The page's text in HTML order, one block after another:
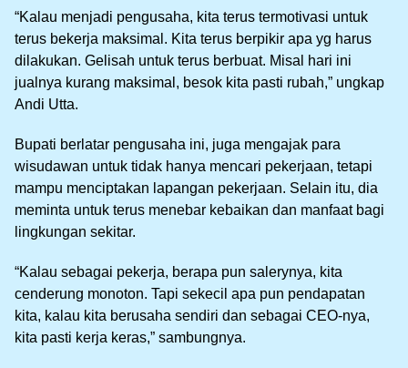
“Kalau menjadi pengusaha, kita terus termotivasi untuk
terus bekerja maksimal. Kita terus berpikir apa yg harus
dilakukan. Gelisah untuk terus berbuat. Misal hari ini
jualnya kurang maksimal, besok kita pasti rubah,” ungkap
Andi Utta.
Bupati berlatar pengusaha ini, juga mengajak para
wisudawan untuk tidak hanya mencari pekerjaan, tetapi
mampu menciptakan lapangan pekerjaan. Selain itu, dia
meminta untuk terus menebar kebaikan dan manfaat bagi
lingkungan sekitar.
“Kalau sebagai pekerja, berapa pun salerynya, kita
cenderung monoton. Tapi sekecil apa pun pendapatan
kita, kalau kita berusaha sendiri dan sebagai CEO-nya,
kita pasti kerja keras,” sambungnya.